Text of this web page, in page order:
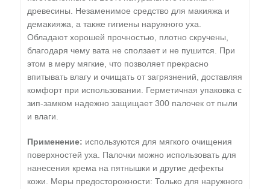
древесины. Незаменимое средство для макияжа и
демакияжа, а также гигиены наружного уха.
Обладают хорошей прочностью, плотно скручены,
благодаря чему вата не сползает и не пушится. При
этом в меру мягкие, что позволяет прекрасно
впитывать влагу и очищать от загрязнений, доставляя
комфорт при использовании. Герметичная упаковка с
зип-замком надежно защищает 300 палочек от пыли
и влаги.
Применение: используются для мягкого очищения
поверхностей уха. Палочки можно использовать для
нанесения крема на пятнышки и другие дефекты
кожи. Меры предосторожности: Только для наружного